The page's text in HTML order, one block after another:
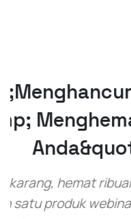
“Produk
&quot;Saya sudah
berbayar, tetapi
mahal dan sulit
mudah dipelajari
Sejauh ini saya